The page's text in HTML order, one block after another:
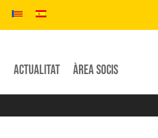
Actualitat Àrea Socis